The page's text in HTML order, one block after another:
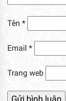
Tên *
Email *
Trang web